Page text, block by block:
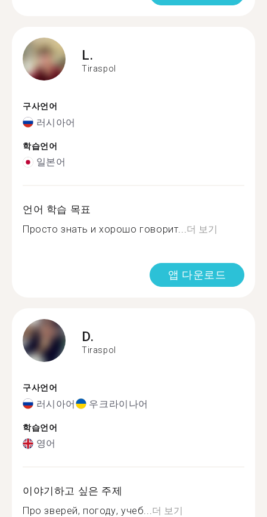
L.
Tiraspol
구사언어
러시아어
학습언어
일본어
언어 학습 목표
Просто знать и хорошо говорит...더 보기
앱 다운로드
D.
Tiraspol
구사언어
러시아어 우크라이나어
학습언어
영어
이야기하고 싶은 주제
Про зверей, погоду, учеб...더 보기